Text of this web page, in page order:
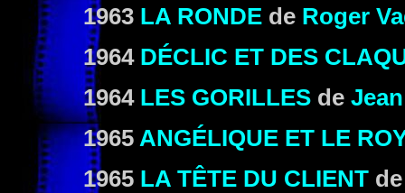
1963 LA RONDE de Roger
1964 DÉCLIC ET DES
1964 LES GORILLES de
1965 ANGÉLIQUE ET LE
1965 LA TÊTE DU CLIENT